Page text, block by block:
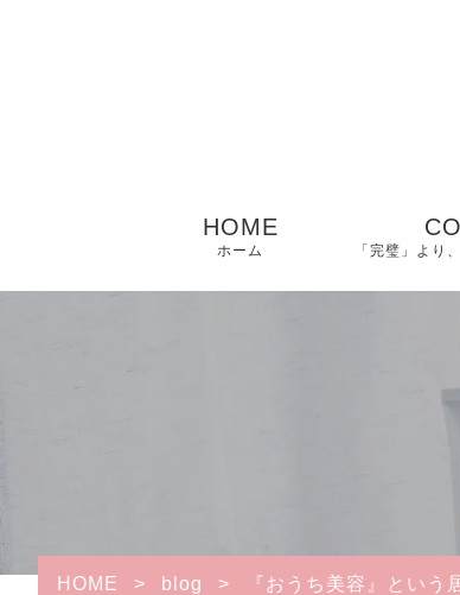
HOME
ホーム 「完璧」より
HOME > blog > 『おうち美容』という